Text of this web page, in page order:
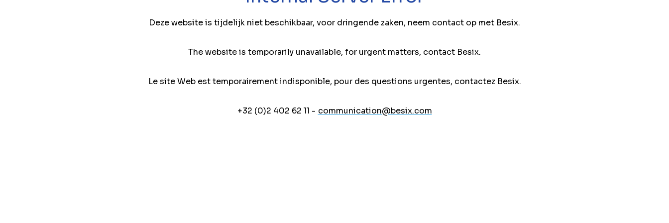
Deze website is tijdelijk niet beschikbaar, voor dringende zaken, neem contact op met Besix.
The website is temporarily unavailable, for urgent matters, contact Besix.
Le site Web est temporairement indisponible, pour des questions urgentes, contactez Besix.
+32 (0)2 402 62 11 - communication@besix.com